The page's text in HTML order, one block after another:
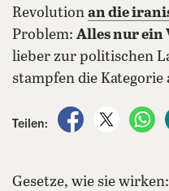
Revolution an die
Problem: Alles nur ein
lieber zur politischen
stampfen die Kategorie
Teilen:
auf Facebook
auf X
Gesetze, wie sie